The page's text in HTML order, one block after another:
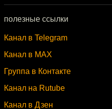
полезные ссылки
Канал в Telegram
Канал в MAX
Группа в Контакте
Канал на Rutube
Канал в Дзен